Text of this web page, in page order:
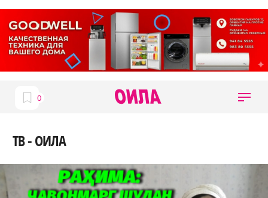
ТВ - ОИЛА